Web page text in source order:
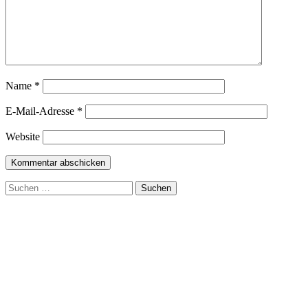
Name *
E-Mail-Adresse *
Website
Suchen
nach: